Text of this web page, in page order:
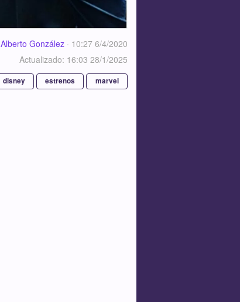
Alberto González · 10:27 6/4/2020
Actualizado: 16:03 28/1/2025
disney estrenos marvel